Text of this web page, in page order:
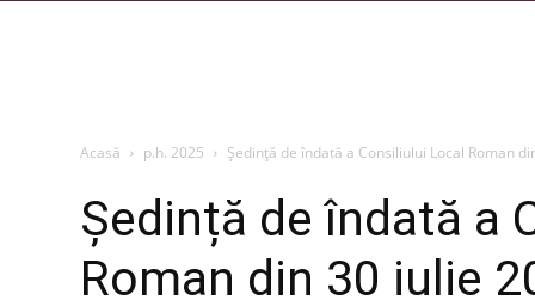
Acasă p.h. 2025 Ședință de îndată a Consiliului Local Roman
Ședință de îndată a
Roman din 30 iulie